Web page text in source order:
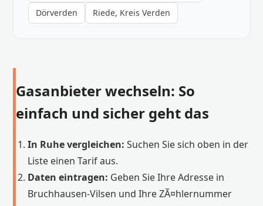
Dörverden
Riede, Kreis Verden
Gasanbieter wechseln: So
einfach und sicher geht das
In Ruhe vergleichen: Suchen Sie sich oben in der
Liste einen Tarif aus.
Daten eintragen: Geben Sie Ihre Adresse in
Bruchhausen-Vilsen und Ihre ZÃ¤hlernummer